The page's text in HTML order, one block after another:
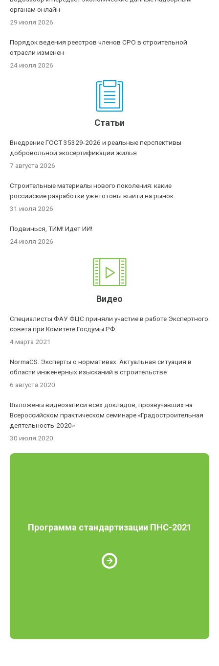
органам онлайн
29 июля 2026
Порядок ведения реестров членов СРО в строительной
отрасли изменен
24 июля 2026
Статьи
Внедрение ГОСТ 35329-2026 и реальные перспективы
добровольной экосертификации жилья
7 августа 2026
Строительные материалы нового поколения: какие
российские разработки уже готовы выйти на рынок
31 июля 2026
Подвинься, ТИМ! Идет ИИ!
24 июля 2026
Видео
Специалисты ФАУ ФЦС приняли участие в работе Экспертного
совета при Комитете Госдумы РФ
4 марта 2021
NormaCS. Эксперты о нормативах. Актуальная ситуация в
области инженерных изысканий в строительстве
6 августа 2020
Выложены видеозаписи всех докладов, прозвучавших на
Всероссийском практическом семинаре «Градостроительная
деятельность-2020»
30 июля 2020
Программа стандартизации ПНС-2021